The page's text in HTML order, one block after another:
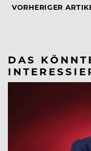
VORHERIGER
DAS